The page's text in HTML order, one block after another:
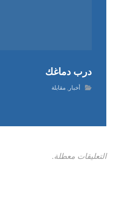
درب دماغك
أخبار ,مقابلة
التعليقات معطلة.